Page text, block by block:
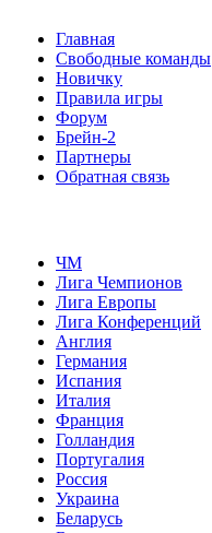
Главная
Свободные команды
Новичку
Правила игры
Форум
Брейн-2
Партнеры
Обратная связь
ЧМ
Лига Чемпионов
Лига Европы
Лига Конференций
Англия
Германия
Испания
Италия
Франция
Голландия
Португалия
Россия
Украина
Беларусь